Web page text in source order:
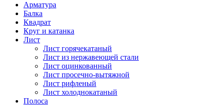
Арматура
Балка
Квадрат
Круг и катанка
Лист
Лист горячекатаный
Лист из нержавеющей стали
Лист оцинкованный
Лист просечно-вытяжной
Лист рифленый
Лист холоднокатаный
Полоса